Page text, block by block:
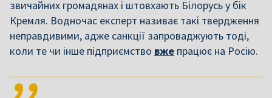
звичайних громадянах і штовхають Білорусь у бік
Кремля. Водночас експерт називає такі твердження
неправдивими, адже санкції запроваджують тоді,
коли те чи інше підприємство вже працює на Росію.